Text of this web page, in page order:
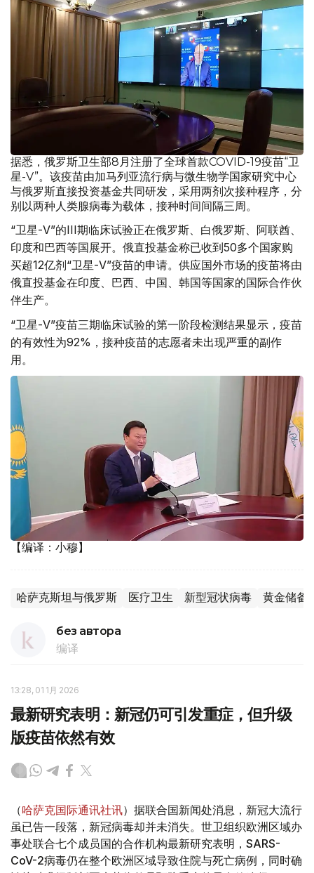
据悉，俄罗斯卫生部8月注册了全球首款COVID-19疫苗“卫
星-V”。该疫苗由加马列亚流行病与微生物学国家研究中心
与俄罗斯直接投资基金共同研发，采用两剂次接种程序，分
别以两种人类腺病毒为载体，接种时间间隔三周。
“卫星-V”的III期临床试验正在俄罗斯、白俄罗斯、阿联酋、
印度和巴西等国展开。俄直投基金称已收到50多个国家购
买超12亿剂“卫星-V”疫苗的申请。供应国外市场的疫苗将由
俄直投基金在印度、巴西、中国、韩国等国家的国际合作伙
伴生产。
“卫星-V”疫苗三期临床试验的第一阶段检测结果显示，疫苗
的有效性为92%，接种疫苗的志愿者未出现严重的副作
用。
【编译：小穆】
哈萨克斯坦与俄罗斯 医疗卫生 新型冠状病毒 黄金储备
без автора
编译
13:28, 01 1月 2026
最新研究表明：新冠仍可引发重症，但升级
版疫苗依然有效
（哈萨克国际通讯社讯）据联合国新闻处消息，新冠大流行
虽已告一段落，新冠病毒却并未消失。世卫组织欧洲区域办
事处联合七个成员国的合作机构最新研究表明，SARS-
CoV-2病毒仍在整个欧洲区域导致住院与死亡病例，同时确